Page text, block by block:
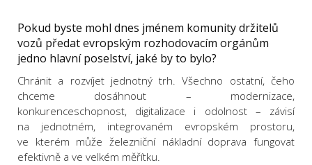
Pokud byste mohl dnes jménem komunity držitelů
vozů předat evropským rozhodovacím orgánům
jedno hlavní poselství, jaké by to bylo?
Chránit a rozvíjet jednotný trh. Všechno ostatní, čeho
chceme dosáhnout – modernizace,
konkurenceschopnost, digitalizace i odolnost – závisí
na jednotném, integrovaném evropském prostoru,
ve kterém může železniční nákladní doprava fungovat
efektivně a ve velkém měřítku.